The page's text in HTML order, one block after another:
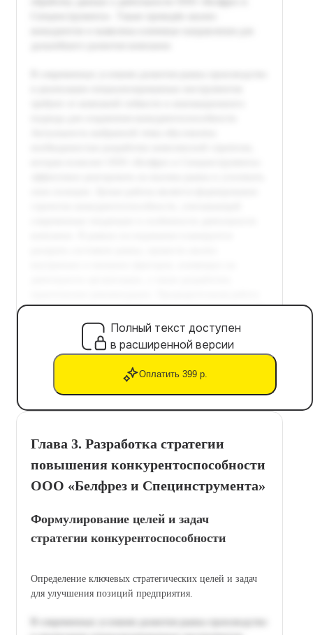
Полный текст доступен
в расширенной версии
Оплатить 399 р.
Глава 3. Разработка стратегии
повышения конкурентоспособности
ООО «Белфрез и Специнструмента»
Формулирование целей и задач
стратегии конкурентоспособности
Определение ключевых стратегических целей и задач
для улучшения позиций предприятия.